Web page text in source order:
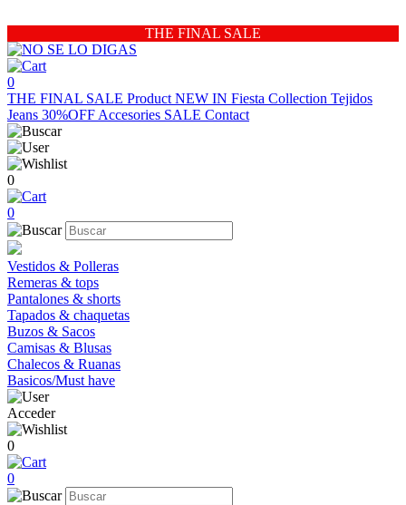
THE FINAL SALE
0
THE FINAL SALE Product NEW IN Fiesta Collection Tejidos
Jeans 30%OFF Accesories SALE Contact
0
0
Vestidos & Polleras
Remeras & tops
Pantalones & shorts
Tapados & chaquetas
Buzos & Sacos
Camisas & Blusas
Chalecos & Ruanas
Basicos/Must have
Acceder
0
0